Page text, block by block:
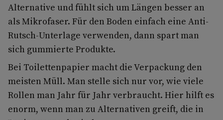
Alternative und fühlt sich um Längen besser an
als Mikrofaser. Für den Boden einfach eine Anti-
Rutsch-Unterlage verwenden, dann spart man
sich gummierte Produkte.
Bei Toilettenpapier macht die Verpackung den
meisten Müll. Man stelle sich nur vor, wie viele
Rollen man Jahr für Jahr verbraucht. Hier hilft es
enorm, wenn man zu Alternativen greift, die in